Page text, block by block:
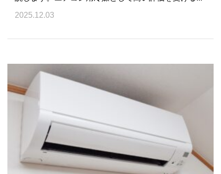
2025.12.03